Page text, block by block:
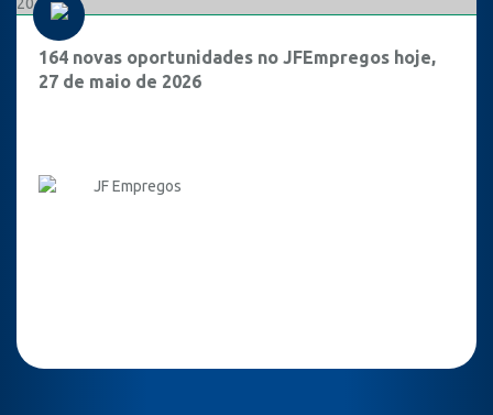
164 novas oportunidades no JFEmpregos hoje,
27 de maio de 2026
JF Empregos